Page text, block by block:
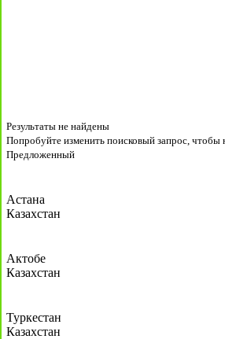
Результаты не найдены
Попробуйте изменить поисковый запрос, чтобы
Предложенный
Астана
Казахстан
Актобе
Казахстан
Туркестан
Казахстан